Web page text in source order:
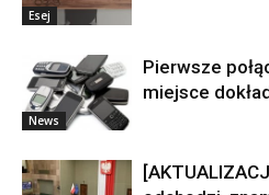
Esej
News
Pierwsze
miejsce